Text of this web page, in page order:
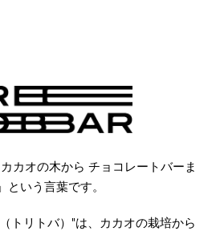
カオの木から チョコレートバーま
という言葉です。
トリトバ）"は、カカオの栽培から